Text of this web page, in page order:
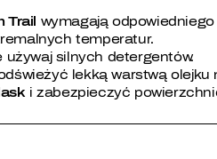
Trail
wymagają
temperatur.
używaj silnych detergentów.
lekką warstwą
i zabezpieczyć